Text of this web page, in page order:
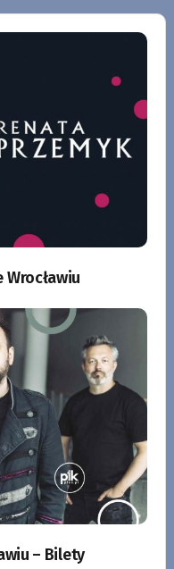
– Bilety